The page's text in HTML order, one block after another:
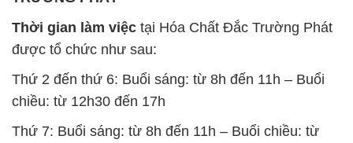
Thời gian làm việc tại Hóa Chất Đắc Trường Phát
được tổ chức như sau:
Thứ 2 đến thứ 6: Buổi sáng: từ 8h đến 11h – Buổi
chiều: từ 12h30 đến 17h
Thứ 7: Buổi sáng: từ 8h đến 11h – Buổi chiều: từ